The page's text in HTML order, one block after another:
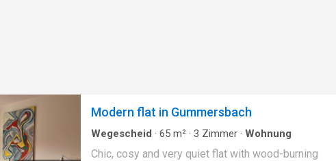
Modern flat in Gummersbach
Wegescheid · 65 m² · 3 Zimmer · Wohnung
Chic, cosy and very quiet flat with wood-burning